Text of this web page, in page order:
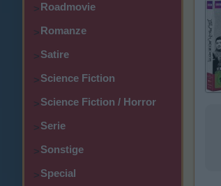
>Roadmovie
>Romanze
>Satire
>Science Fiction
>Science Fiction / Horror
>Serie
>Sonstige
>Special